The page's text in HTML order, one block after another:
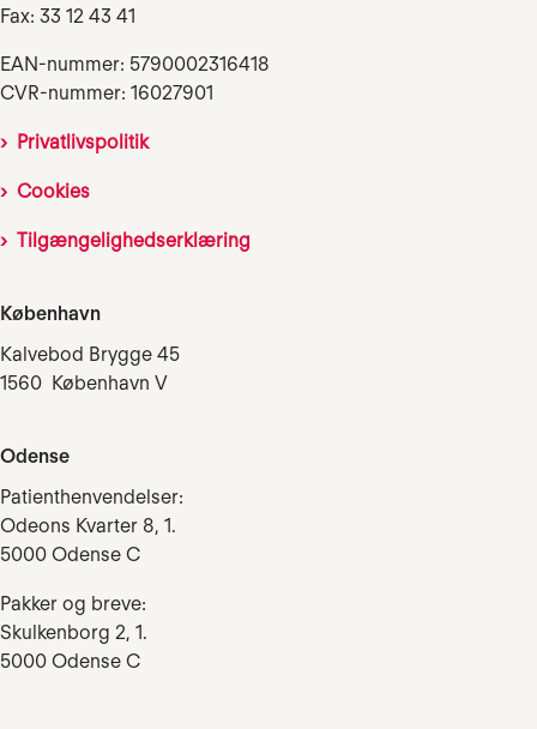
Fax: 33 12 43 41
EAN-nummer: 5790002316418
CVR-nummer: 16027901
Privatlivspolitik
Cookies
Tilgængelighedserklæring
København
Kalvebod Brygge 45
1560 København V
Odense
Patienthenvendelser:
Odeons Kvarter 8, 1.
5000 Odense C
Pakker og breve:
Skulkenborg 2, 1.
5000 Odense C